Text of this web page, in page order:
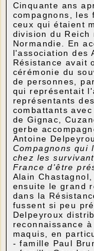
Cinquante ans
compagnons, les
ceux qui étaient
division du
Normandie. En
l'association des
Résistance avait
cérémonie du
de personnes,
qui représentait
représentants
combattants
de Gignac,
gerbe
Antoine
Compagnons qui
chez les
France d'être
Alain
ensuite le grand
dans la
fussent si peu
Delpeyroux
reconnaissance
maquis, en
- famille Paul